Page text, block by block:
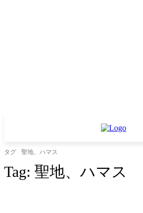
タグ 聖地、ハマス
Tag: 聖地、ハマス